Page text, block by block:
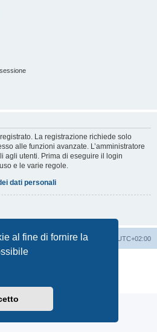
al fine di fornire la
La registrazione richiede solo
alle funzioni avanzate. L’amministratore
agli utenti. Prima di eseguire il login
e le varie regole.
dati personali
Tutti gli orari sono UTC+02:00
Cancella cookie
Italiana